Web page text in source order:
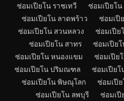
ซ่อมเปียโน ราชเทวี
ซ่อมเปียโ
ซ่อมเปียโน ลาดพร้าว
ซ่อมเปี
ซ่อมเปียโน สวนหลวง
ซ่อมเปีย
ซ่อมเปียโน สาทร
ซ่อมเปีย
ซ่อมเปียโน หนองแขม
ซ่อมเปีย
ซ่อมเปียโน ปริมณฑล
ซ่อมเปียโ
ซ่อมเปียโน พิษณุโลก
ซ่อมเปี
ซ่อมเปียโน ลพบุรี
ซ่อมเปี